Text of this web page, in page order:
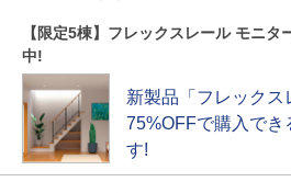
【限定5棟】フレックスレール モニ
中!
新製品「フレック
75%OFFで購入でき
す!